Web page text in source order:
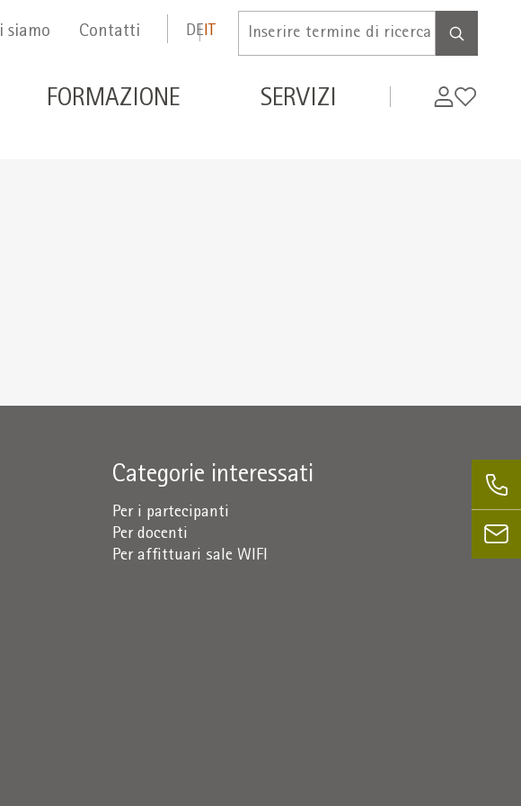
siamo Contatti DEIT
Inserire
ricerca
de
FORMAZIONE SERVIZI
MyWishlist
Categorie interessati
Per i partecipanti
Per docenti
Per affittuari sale WIFI